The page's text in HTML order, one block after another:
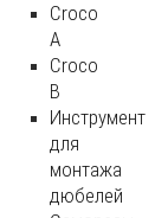
Croco
A
Croco
B
Инструмент
для
монтажа
дюбелей